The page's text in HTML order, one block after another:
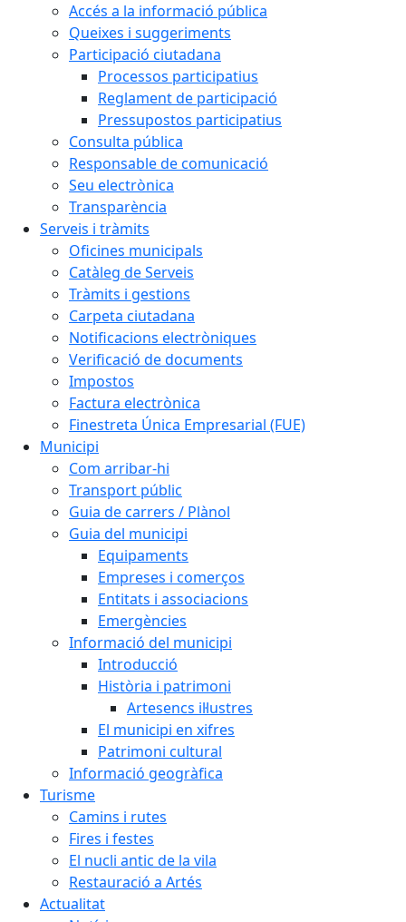
Accés a la informació pública
Queixes i suggeriments
Participació ciutadana
Processos participatius
Reglament de participació
Pressupostos participatius
Consulta pública
Responsable de comunicació
Seu electrònica
Transparència
Serveis i tràmits
Oficines municipals
Catàleg de Serveis
Tràmits i gestions
Carpeta ciutadana
Notificacions electròniques
Verificació de documents
Impostos
Factura electrònica
Finestreta Única Empresarial (FUE)
Municipi
Com arribar-hi
Transport públic
Guia de carrers / Plànol
Guia del municipi
Equipaments
Empreses i comerços
Entitats i associacions
Emergències
Informació del municipi
Introducció
Història i patrimoni
Artesencs il·lustres
El municipi en xifres
Patrimoni cultural
Informació geogràfica
Turisme
Camins i rutes
Fires i festes
El nucli antic de la vila
Restauració a Artés
Actualitat